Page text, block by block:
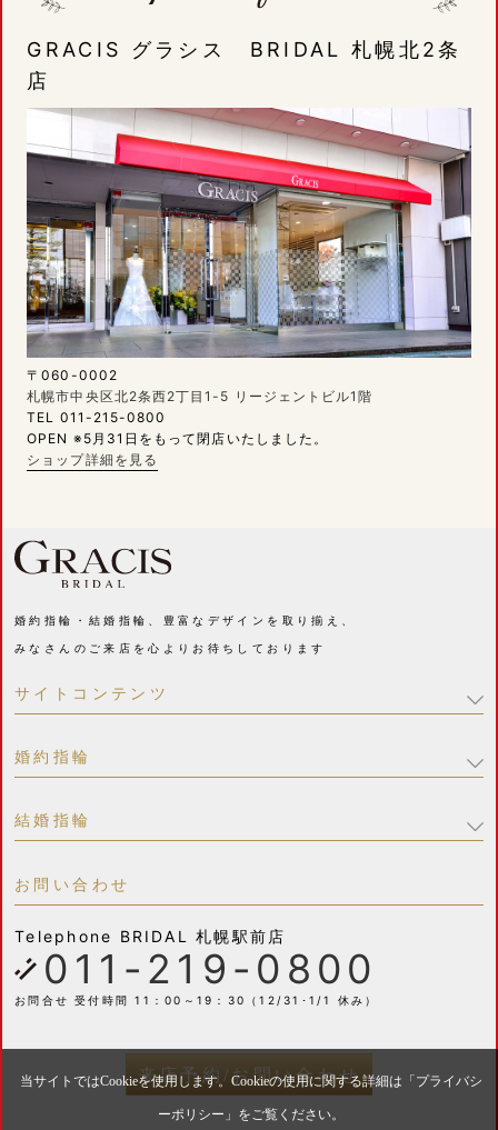
GRACIS グラシス BRIDAL 札幌北2条
店
〒060-0002
札幌市中央区北2条西2丁目1-5 リージェントビル1階
TEL 011-215-0800
OPEN ※5月31日をもって閉店いたしました。
ショップ詳細を見る
婚約指輪・結婚指輪、豊富なデザインを取り揃え、
みなさんのご来店を心よりお待ちしております
サイトコンテンツ
婚約指輪
結婚指輪
お問い合わせ
Telephone BRIDAL 札幌駅前店
011-219-0800
お問合せ 受付時間 11：00～19：30（12/31･1/1 休み）
来店予約/お問い合わせ
当サイトではCookieを使用します。Cookieの使用に関する詳細は「 プライバシ
ーポリシー 」をご覧ください。